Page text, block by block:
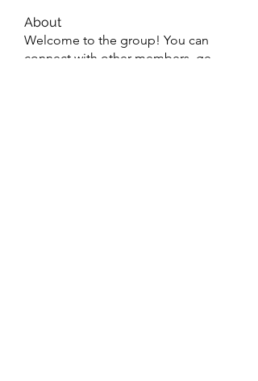
About
Welcome to the group! You can
connect with other members, ge